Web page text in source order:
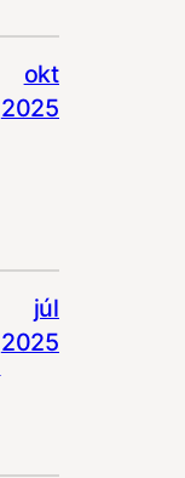
okt
2025
júl
2025